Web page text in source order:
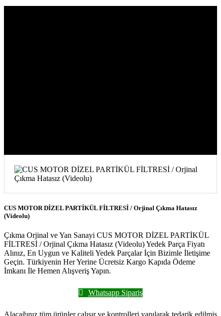
CUS MOTOR DİZEL PARTİKÜL FİLTRESİ / Orjinal Çıkma Hatasız
(Videolu)
Çıkma Orjinal ve Yan Sanayi CUS MOTOR DİZEL PARTİKÜL
FİLTRESİ / Orjinal Çıkma Hatasız (Videolu) Yedek Parça Fiyatı
Alınız, En Uygun ve Kaliteli Yedek Parçalar İçin Bizimle İletişime
Geçin. Türkiyenin Her Yerine Ücretsiz Kargo Kapıda Ödeme
İmkanı İle Hemen Alışveriş Yapın.
Whatsapp Sipariş